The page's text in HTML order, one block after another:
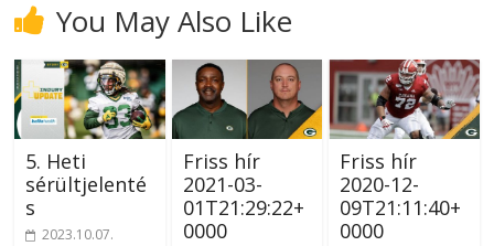
You May Also Like
5. Heti
sérültjelenté
s
2023.10.07.
Friss hír
2021-03-
01T21:29:22+
0000
Friss hír
2020-12-
09T21:11:40+
0000